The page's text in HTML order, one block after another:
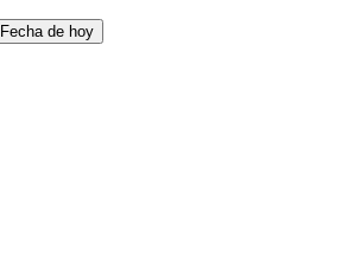
Fecha de hoy